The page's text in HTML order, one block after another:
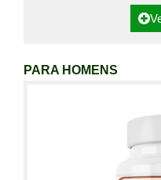
PARA HOMENS